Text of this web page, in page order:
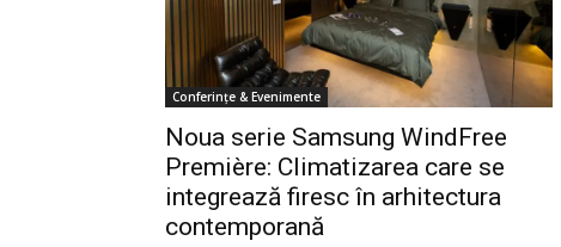
Conferințe & Evenimente
Noua serie Samsung WindFree
Première: Climatizarea care se
integrează firesc în arhitectura
contemporană